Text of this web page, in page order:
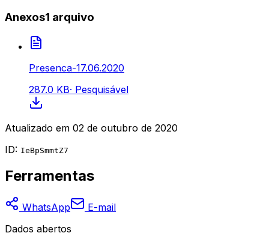
Anexos1 arquivo
Presenca-17.06.2020
287.0 KB· Pesquisável
Atualizado em 02 de outubro de 2020
ID: IeBpSmmtZ7
Ferramentas
WhatsApp
E-mail
Dados abertos